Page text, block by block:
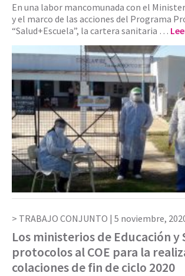
En una labor mancomunada con el
y el marco de las acciones del Programa
“Salud+Escuela”, la cartera sanitaria …
TRABAJO CONJUNTO | 5 noviembre,
Los ministerios de Educación y
protocolos al COE para la
colaciones de fin de ciclo 2020